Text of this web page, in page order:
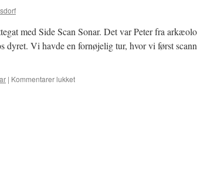
med Side Scan Sonar. Det var Peter fra
dyret. Vi havde en fornøjelig tur, hvor vi først
| Kommentarer lukket